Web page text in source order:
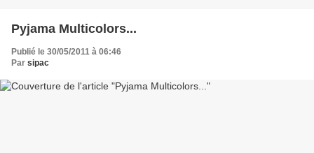
Pyjama Multicolors...
Publié le 30/05/2011 à 06:46
Par sipac